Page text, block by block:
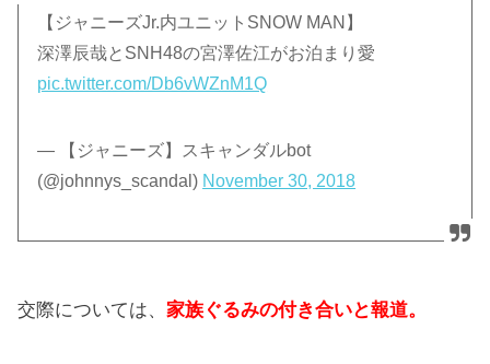
【ジャニーズJr.内ユニットSNOW MAN】
深澤辰哉とSNH48の宮澤佐江がお泊まり愛
pic.twitter.com/Db6vWZnM1Q
— 【ジャニーズ】スキャンダルbot
(@johnnys_scandal) November 30, 2018
交際については、家族ぐるみの付き合いと報道。